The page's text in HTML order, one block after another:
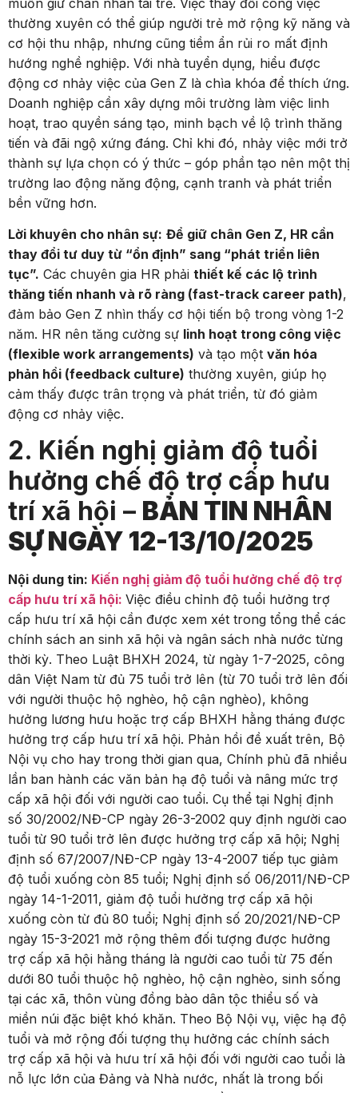
thường xuyên có thể giúp người trẻ mở rộng kỹ năng và
cơ hội thu nhập, nhưng cũng tiềm ẩn rủi ro mất định
hướng nghề nghiệp. Với nhà tuyển dụng, hiểu được
động cơ nhảy việc của Gen Z là chìa khóa để thích ứng.
Doanh nghiệp cần xây dựng môi trường làm việc linh
hoạt, trao quyền sáng tạo, minh bạch về lộ trình thăng
tiến và đãi ngộ xứng đáng. Chỉ khi đó, nhảy việc mới trở
thành sự lựa chọn có ý thức – góp phần tạo nên một thị
trường lao động năng động, cạnh tranh và phát triển
bền vững hơn.
Lời khuyên cho nhân sự: Để giữ chân Gen Z, HR cần
thay đổi tư duy từ “ổn định” sang “phát triển liên
tục”. Các chuyên gia HR phải thiết kế các lộ trình
thăng tiến nhanh và rõ ràng (fast-track career path),
đảm bảo Gen Z nhìn thấy cơ hội tiến bộ trong vòng 1-2
năm. HR nên tăng cường sự linh hoạt trong công việc
(flexible work arrangements) và tạo một văn hóa
phản hồi (feedback culture) thường xuyên, giúp họ
cảm thấy được trân trọng và phát triển, từ đó giảm
động cơ nhảy việc.
2. Kiến nghị giảm độ tuổi
hưởng chế độ trợ cấp hưu
trí xã hội – BẢN TIN NHÂN
SỰ NGÀY 12-13/10/2025
Nội dung tin: Kiến nghị giảm độ tuổi hưởng chế độ trợ
cấp hưu trí xã hội: Việc điều chỉnh độ tuổi hưởng trợ
cấp hưu trí xã hội cần được xem xét trong tổng thể các
chính sách an sinh xã hội và ngân sách nhà nước từng
thời kỳ. Theo Luật BHXH 2024, từ ngày 1-7-2025, công
dân Việt Nam từ đủ 75 tuổi trở lên (từ 70 tuổi trở lên đối
với người thuộc hộ nghèo, hộ cận nghèo), không
hưởng lương hưu hoặc trợ cấp BHXH hằng tháng được
hưởng trợ cấp hưu trí xã hội. Phản hồi đề xuất trên, Bộ
Nội vụ cho hay trong thời gian qua, Chính phủ đã nhiều
lần ban hành các văn bản hạ độ tuổi và nâng mức trợ
cấp xã hội đối với người cao tuổi. Cụ thể tại Nghị định
số 30/2002/NĐ-CP ngày 26-3-2002 quy định người cao
tuổi từ 90 tuổi trở lên được hưởng trợ cấp xã hội; Nghị
định số 67/2007/NĐ-CP ngày 13-4-2007 tiếp tục giảm
độ tuổi xuống còn 85 tuổi; Nghị định số 06/2011/NĐ-CP
ngày 14-1-2011, giảm độ tuổi hưởng trợ cấp xã hội
xuống còn từ đủ 80 tuổi; Nghị định số 20/2021/NĐ-CP
ngày 15-3-2021 mở rộng thêm đối tượng được hưởng
trợ cấp xã hội hằng tháng là người cao tuổi từ 75 đến
dưới 80 tuổi thuộc hộ nghèo, hộ cận nghèo, sinh sống
tại các xã, thôn vùng đồng bào dân tộc thiểu số và
miền núi đặc biệt khó khăn. Theo Bộ Nội vụ, việc hạ độ
tuổi và mở rộng đối tượng thụ hưởng các chính sách
trợ cấp xã hội và hưu trí xã hội đối với người cao tuổi là
nỗ lực lớn của Đảng và Nhà nước, nhất là trong bối